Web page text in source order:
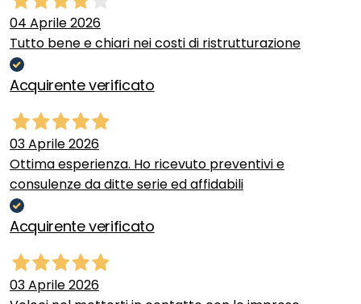
04 Aprile 2026
Tutto bene e chiari nei costi di ristrutturazione
Acquirente verificato
03 Aprile 2026
Ottima esperienza. Ho ricevuto preventivi e
consulenze da ditte serie ed affidabili
Acquirente verificato
03 Aprile 2026